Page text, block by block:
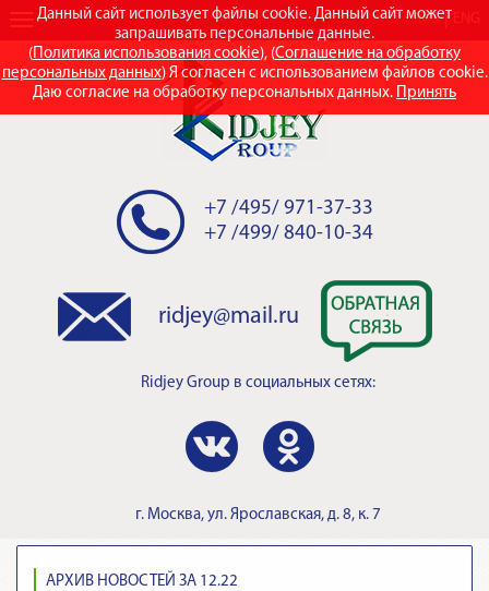
Данный сайт использует файлы cookie. Данный сайт может
запрашивать персональные данные.
(Политика использования cookie), (Соглашение на обработку
персональных данных) Я согласен с использованием файлов cookie.
Даю согласие на обработку персональных данных. Принять
RUS
+7 /495/ 971-37-33
+7 /499/ 840-10-34
ridjey@mail.ru
Ridjey Group в социальных сетях:
г. Москва, ул. Ярославская, д. 8, к. 7
АРХИВ НОВОСТЕЙ ЗА 12.22